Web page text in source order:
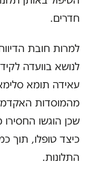
חדרים.
למרות חובת
לנושא בוועדה
עאידה תומא
מהמוסדות
שכן הוגשו החסירו
כיצד טופלו, תוך
התלונות.